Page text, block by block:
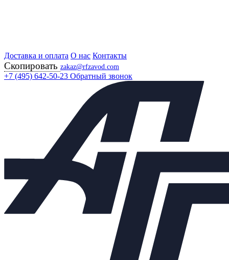
Доставка и оплата О нас Контакты
Скопировать zakaz@rfzavod.com
+7 (495) 642-50-23 Обратный звонок
Главная
Продукция
Регулирующая арматура
Регуляторы "после себя"
УРРД (РПД) НО РУ25 РОССИЯ
Регулятор расхода и давления УРРД (РПД) &quot;после
себя&quot; НО Ду150 Ру25 стальной до 150 град.
Каталог продукции
Задвижки
+ Клапаны предохранительные
Теплообменники